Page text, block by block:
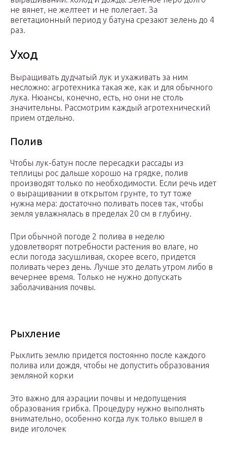
не вянет, не желтеет и не полегает. За
вегетационный период у батуна срезают зелень до 4
раз.
Уход
Выращивать дудчатый лук и ухаживать за ним
несложно: агротехника такая же, как и для обычного
лука. Нюансы, конечно, есть, но они не столь
значительны. Рассмотрим каждый агротехнический
прием отдельно.
Полив
Чтобы лук-батун после пересадки рассады из
теплицы рос дальше хорошо на грядке, полив
производят только по необходимости. Если речь идет
о выращивании в открытом грунте, то тут тоже
нужна мера: достаточно поливать посев так, чтобы
земля увлажнялась в пределах 20 см в глубину.
При обычной погоде 2 полива в неделю
удовлетворят потребности растения во влаге, но
если погода засушливая, скорее всего, придется
поливать через день. Лучше это делать утром либо в
вечернее время. Только не нужно допускать
заболачивания почвы.
Рыхление
Рыхлить землю придется постоянно после каждого
полива или дождя, чтобы не допустить образования
земляной корки
Это важно для аэрации почвы и недопущения
образования грибка. Процедуру нужно выполнять
внимательно, особенно когда лук только вышел в
виде иголочек